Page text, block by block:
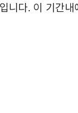
니다. 이 기간